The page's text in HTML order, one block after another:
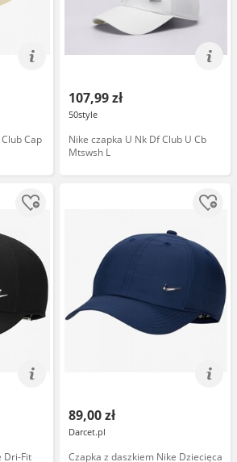
Cap
107,99 zł
50style
Nike czapka U Nk Df Club U Cb
Mtswsh L
Dri-Fit
89,00 zł
Darcet.pl
Czapka z daszkiem Nike Dziecięca